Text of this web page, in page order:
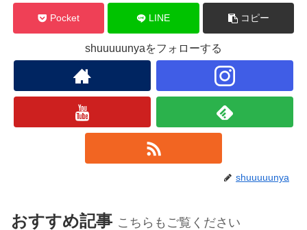
Pocket LINE コピー
shuuuuunyaをフォローする
shuuuuunya
おすすめ記事 こちらもご覧ください